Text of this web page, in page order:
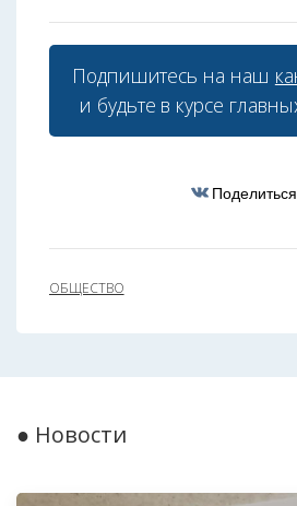
Подпишитесь на наш
и будьте в курсе
Поделиться
ОБЩЕСТВО
● Новости